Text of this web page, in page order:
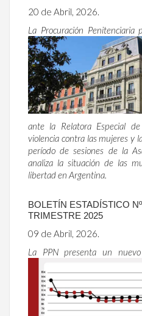
20 de Abril, 2026.
La Procuración Penitenciaria
ante la Relatora Especial
violencia contra las mujeres y
período de sesiones de la
analiza la situación de las
libertad en Argentina.
BOLETÍN ESTADÍSTICO
TRIMESTRE 2025
09 de Abril, 2026.
La PPN presenta un